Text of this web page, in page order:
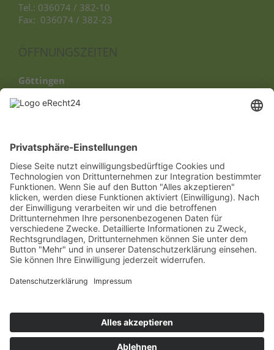
Tel.: 036074 / 382-10
Fax: 036074 / 382-23
ÖFFNUNGSZEITEN
Göttingen
Ausstellung
Mo.-Fr.: 09:00 – 18:00 Uhr
Profi-Verkauf
Mo.-Fr.: 07:00 – 17:00 Uhr
Sa.: geschlossen
Worbis
Mo.-Fr.: 07:00 – 18:00 Uhr
Sa.: 08:00 - 13:00 Uhr